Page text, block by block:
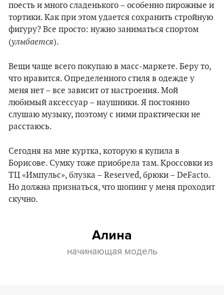
поесть и много сладенького – особенно пирожные и
тортики. Как при этом удается сохранить стройную
фигуру? Все просто: нужно заниматься спортом
(улыбается).
Вещи чаще всего покупаю в масс-маркете. Беру то,
что нравится. Определенного стиля в одежде у
меня нет – все зависит от настроения. Мой
любимый аксессуар – наушники. Я постоянно
слушаю музыку, поэтому с ними практически не
расстаюсь.
Сегодня на мне куртка, которую я купила в
Борисове. Сумку тоже приобрела там. Кроссовки из
ТЦ «Импульс», блузка – Reserved, брюки – DeFacto.
Но должна признаться, что шопинг у меня проходит
скучно.
Алина
начинающая модель